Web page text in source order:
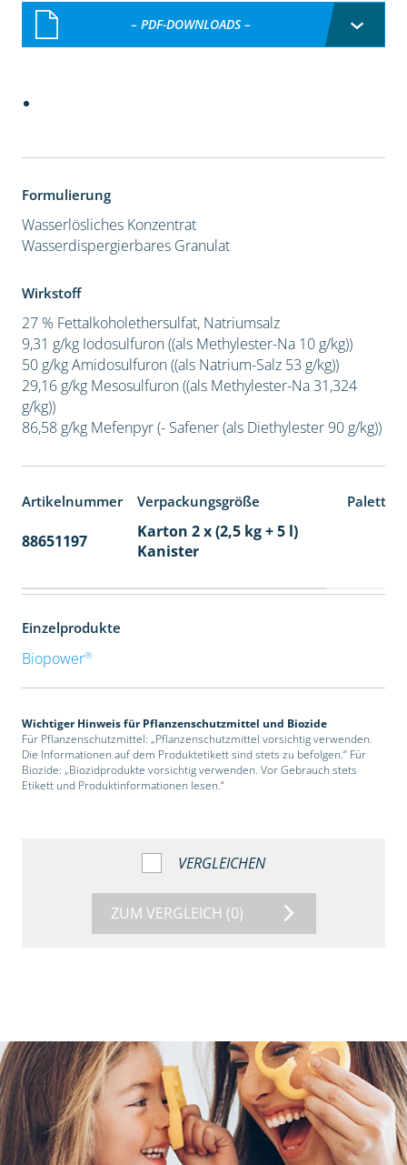
– PDF-DOWNLOADS –
Formulierung
Wasserlösliches Konzentrat
Wasserdispergierbares Granulat
Wirkstoff
27 % Fettalkoholethersulfat, Natriumsalz
9,31 g/kg Iodosulfuron ((als Methylester-Na 10 g/kg))
50 g/kg Amidosulfuron ((als Natrium-Salz 53 g/kg))
29,16 g/kg Mesosulfuron ((als Methylester-Na 31,324
g/kg))
86,58 g/kg Mefenpyr (- Safener (als Diethylester 90 g/kg))
Artikelnummer Verpackungsgröße
88651197
Karton 2 x (2,5 kg + 5 l)
Kanister
Einzelprodukte
Biopower®
Wichtiger Hinweis für Pflanzenschutzmittel und Biozide
Für Pflanzenschutzmittel: „Pflanzenschutzmittel vorsichtig verwenden.
Die Informationen auf dem Produktetikett sind stets zu befolgen.“ Für
Biozide: „Biozidprodukte vorsichtig verwenden. Vor Gebrauch stets
Etikett und Produktinformationen lesen.“
VERGLEICHEN
ZUM VERGLEICH (0)